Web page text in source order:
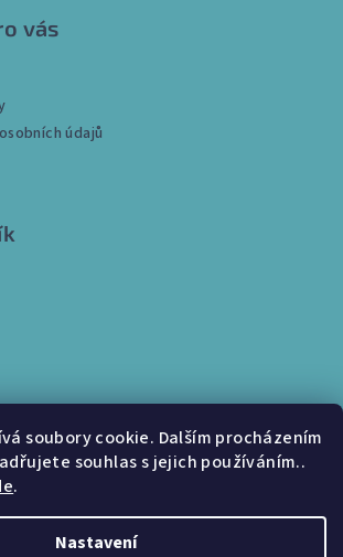
soubory cookie. Dalším procházením
souhlas s jejich používáním..
.
Nastavení
vás
údajů